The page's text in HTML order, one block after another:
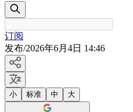
订阅
发布/2026年6月4日 14:46
小 标准 中 大